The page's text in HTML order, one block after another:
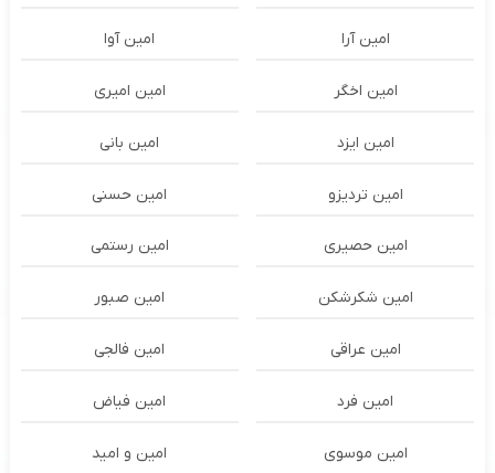
امین آرا امین آوا
امین اخگر امین امیری
امین ایزد امین بانی
امین تردیزو امین حسنی
امین حصیری امین رستمی
امین شکرشکن امین صبور
امین عراقی امین فالجی
امین فرد امین فیاض
امین موسوی امین و امید